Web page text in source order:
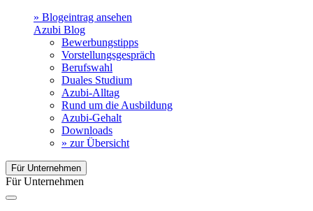
» Blogeintrag ansehen
Azubi Blog
Bewerbungstipps
Vorstellungsgespräch
Berufswahl
Duales Studium
Azubi-Alltag
Rund um die Ausbildung
Azubi-Gehalt
Downloads
» zur Übersicht
Für Unternehmen
Für Unternehmen